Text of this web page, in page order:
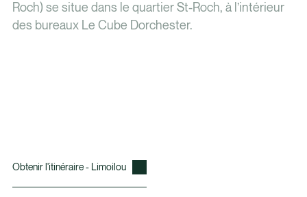
Roch) se situe dans le quartier St-Roch, à l’intérieur
des bureaux Le Cube Dorchester.
Obtenir l'itinéraire - Limoilou